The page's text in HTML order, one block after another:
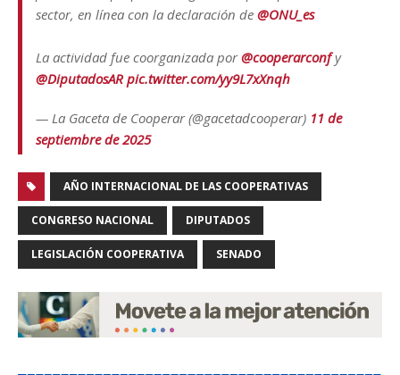
sector, en línea con la declaración de @ONU_es
La actividad fue coorganizada por@cooperarconfy
@DiputadosAR pic.twitter.com/yy9L7xXnqh
— La Gaceta de Cooperar (@gacetadcooperar) 11 de
septiembre de 2025
AÑO INTERNACIONAL DE LAS COOPERATIVAS
CONGRESO NACIONAL DIPUTADOS
LEGISLACIÓN COOPERATIVA SENADO